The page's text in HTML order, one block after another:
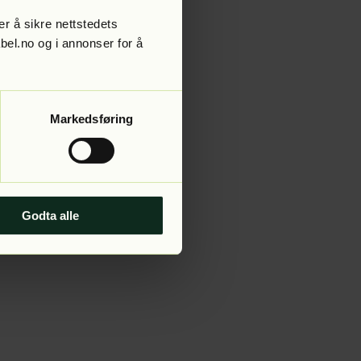
å sikre nettstedets
og i annonser for å
Markedsføring
Godta alle